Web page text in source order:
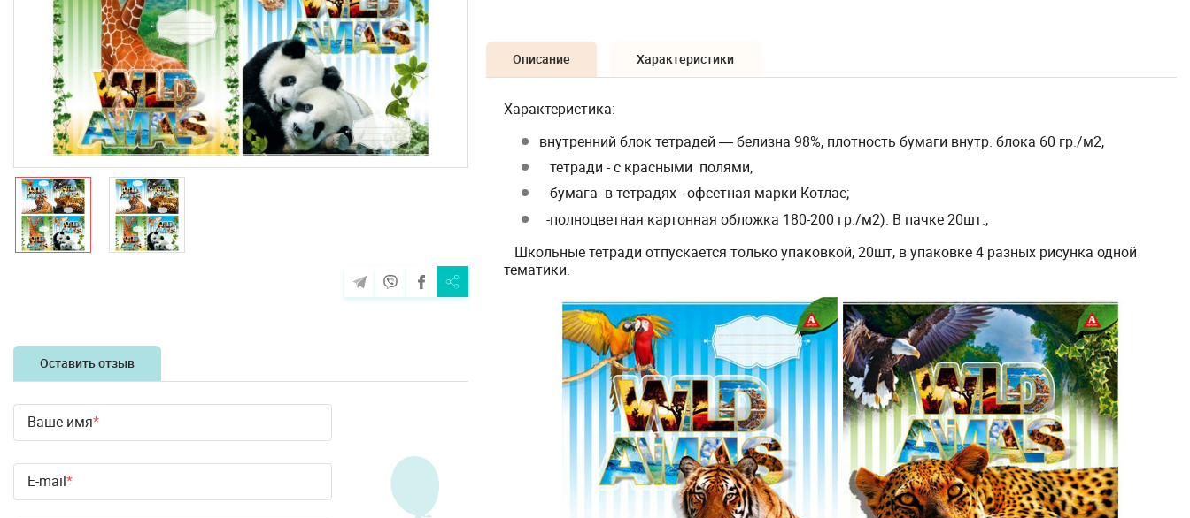
Оставить отзыв
Ваше имя
E-mail
Описание Характеристики
Характеристика:
внутренний блок тетрадей ― белизна 98%, плотность бумаги внутр. блока 60 гр./м2,
тетради - с красными полями,
-бумага-в тетрадях - офсетная марки Котлас;
-полноцветная картонная обложка 180-200 гр./м2). В пачке 20шт.,
Школьные тетради отпускается только упаковкой, 20шт, в упаковке 4 разных рисунка одной
тематики.